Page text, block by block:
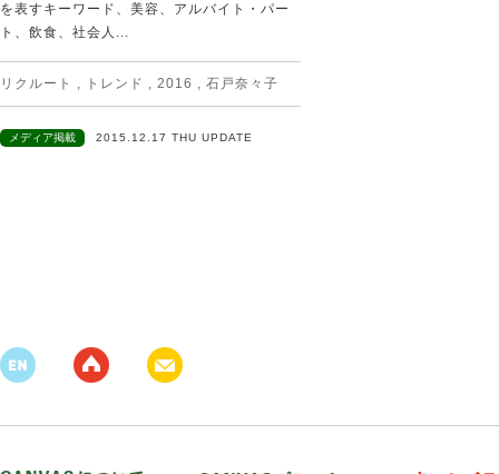
を表すキーワード、美容、アルバイト・パー
ト、飲食、社会人...
リクルート , トレンド , 2016 , 石戸奈々子
メディア掲載 2015.12.17 THU UPDATE